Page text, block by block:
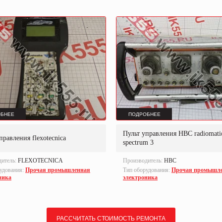
flexotecnica
FLEXOTECNICA
Прочая промышленная
ПОДРОБНЕЕ
Пульт управления HBC
spectrum 3
Производитель: HBC
Тип оборудования: Прочая
электроника
РАССЧИТАТЬ СТОИМОСТЬ РЕМОНТА